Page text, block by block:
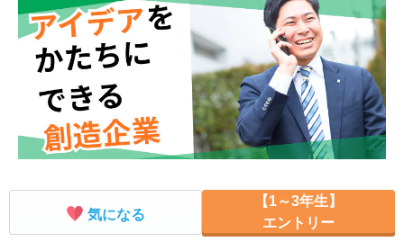
就活時事ニュースを更新 不明点があればこちら
気になる
【1～3年生】
エントリー